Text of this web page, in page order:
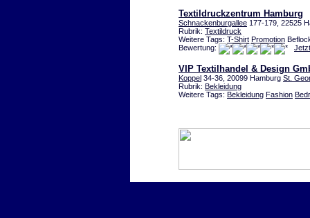
Textildruckzentrum Hamburg
Schnackenburgallee 177-179, 22525
Rubrik: Textildruck
Weitere Tags: T-Shirt Promotion
Bewertung:
VIP Textilhandel & Design
Koppel 34-36, 20099 Hamburg St.
Rubrik: Bekleidung
Weitere Tags: Bekleidung Fashion